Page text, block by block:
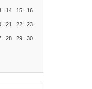
14 15 16
21 22 23
28 29 30